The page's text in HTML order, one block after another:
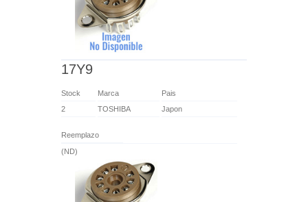
17Y9
Stock Marca
Pais
2
TOSHIBA Japon
Reemplazo
(ND)